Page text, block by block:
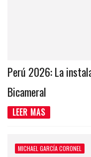
Perú 2026: La
Bicameral
LEER MAS
MICHAEL GARCÍA CORONEL